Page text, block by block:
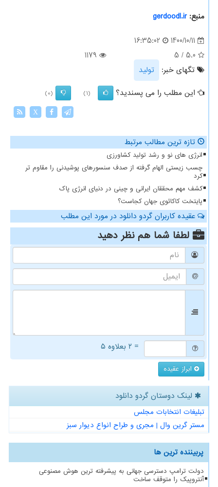
منبع:gerdoodl.ir
1400/10/11
16:35:02
5.0
/
5
1179
تگهای خبر:
تولید
این مطلب را می پسندید؟
(1)
(0)
X
تازه ترین مطالب مرتبط
انرژی های نو و رشد تولید کشاورزی
چسب زیستی الهام گرفته از صدف سنسورهای پوشیدنی را مقاوم تر
کرد
کشف مهم محققان ایرانی و چینی در دنیای انرژی پاک
پایتخت کاکائوی جهان کجاست؟
عقیده کاربران گردو دانلود در مورد این مطلب
لطفا شما همنظر دهید
= ۲ بعلاوه ۵
ابراز عقیده
لینک دوستان گردو دانلود
تبلیغات انتخابات مجلس
مستر گرین وال | مجری و طراح انواع دیوار سبز
پربیننده ترین ها
دولت ترامپ دسترسی جهانی به پیشرفته ترین هوش مصنوعی
آنتروپیک را متوقف ساخت